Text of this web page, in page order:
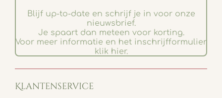
Blijf up-to-date en schrijf je in voor onze
nieuwsbrief.
Je spaart dan meteen voor korting.
Voor meer informatie en het inschrijfformulier
klik hier.
Klantenservice